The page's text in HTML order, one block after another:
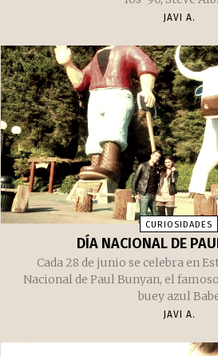
JAVI A.
CURIOSIDADES
DÍA NACIONAL DE
Cada 28 de junio se celebra en
Nacional de Paul Bunyan, el
buey azul
JAVI A.